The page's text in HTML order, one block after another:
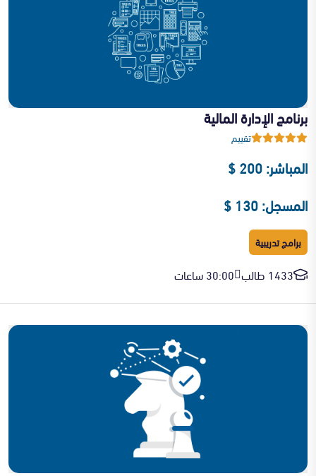
برنامج الإدارة المالية
تقييم
المباشر: 200 $
المسجل: 130 $
برامج تدريبية
1433 طالب 30:00 ساعات